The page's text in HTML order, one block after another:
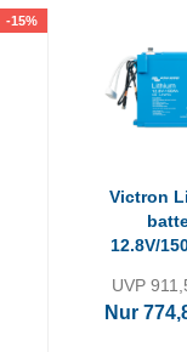
-15%
Victron
12.8V/
UVP
Nur